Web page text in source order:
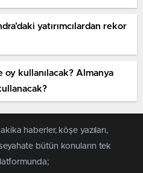
yatırımcılardan rekor
oy kullanılacak? Almanya
haberler, köşe yazıları,
bütün konuların tek